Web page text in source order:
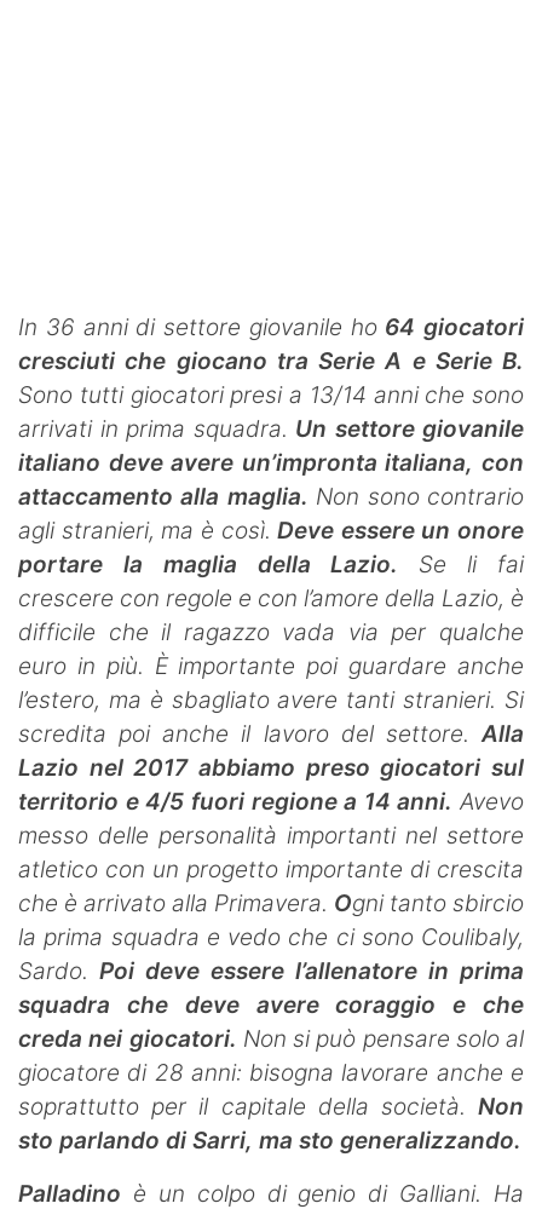
In 36 anni di settore giovanile ho 64 giocatori
cresciuti che giocano tra Serie A e Serie B.
Sono tutti giocatori presi a 13/14 anni che sono
arrivati in prima squadra. Un settore giovanile
italiano deve avere un’impronta italiana, con
attaccamento alla maglia. Non sono contrario
agli stranieri, ma è così. Deve essere un onore
portare la maglia della Lazio. Se li fai
crescere con regole e con l’amore della Lazio, è
difficile che il ragazzo vada via per qualche
euro in più. È importante poi guardare anche
l’estero, ma è sbagliato avere tanti stranieri. Si
scredita poi anche il lavoro del settore.Alla
Lazio nel 2017 abbiamo preso giocatori sul
territorio e 4/5 fuori regione a 14 anni. Avevo
messo delle personalità importanti nel settore
atletico con un progetto importante di crescita
che è arrivato alla Primavera. Ogni tanto sbircio
la prima squadra e vedo che ci sono Coulibaly,
Sardo. Poi deve essere l’allenatore in prima
squadra che deve avere coraggio e che
creda nei giocatori. Non si può pensare solo al
giocatore di 28 anni: bisogna lavorare anche e
soprattutto per il capitale della società. Non
sto parlando di Sarri, ma sto generalizzando.
Palladino è un colpo di genio di Galliani. Ha